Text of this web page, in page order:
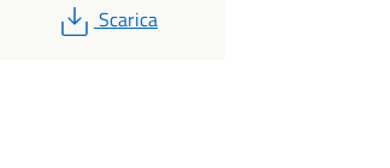
PDF
Scarica